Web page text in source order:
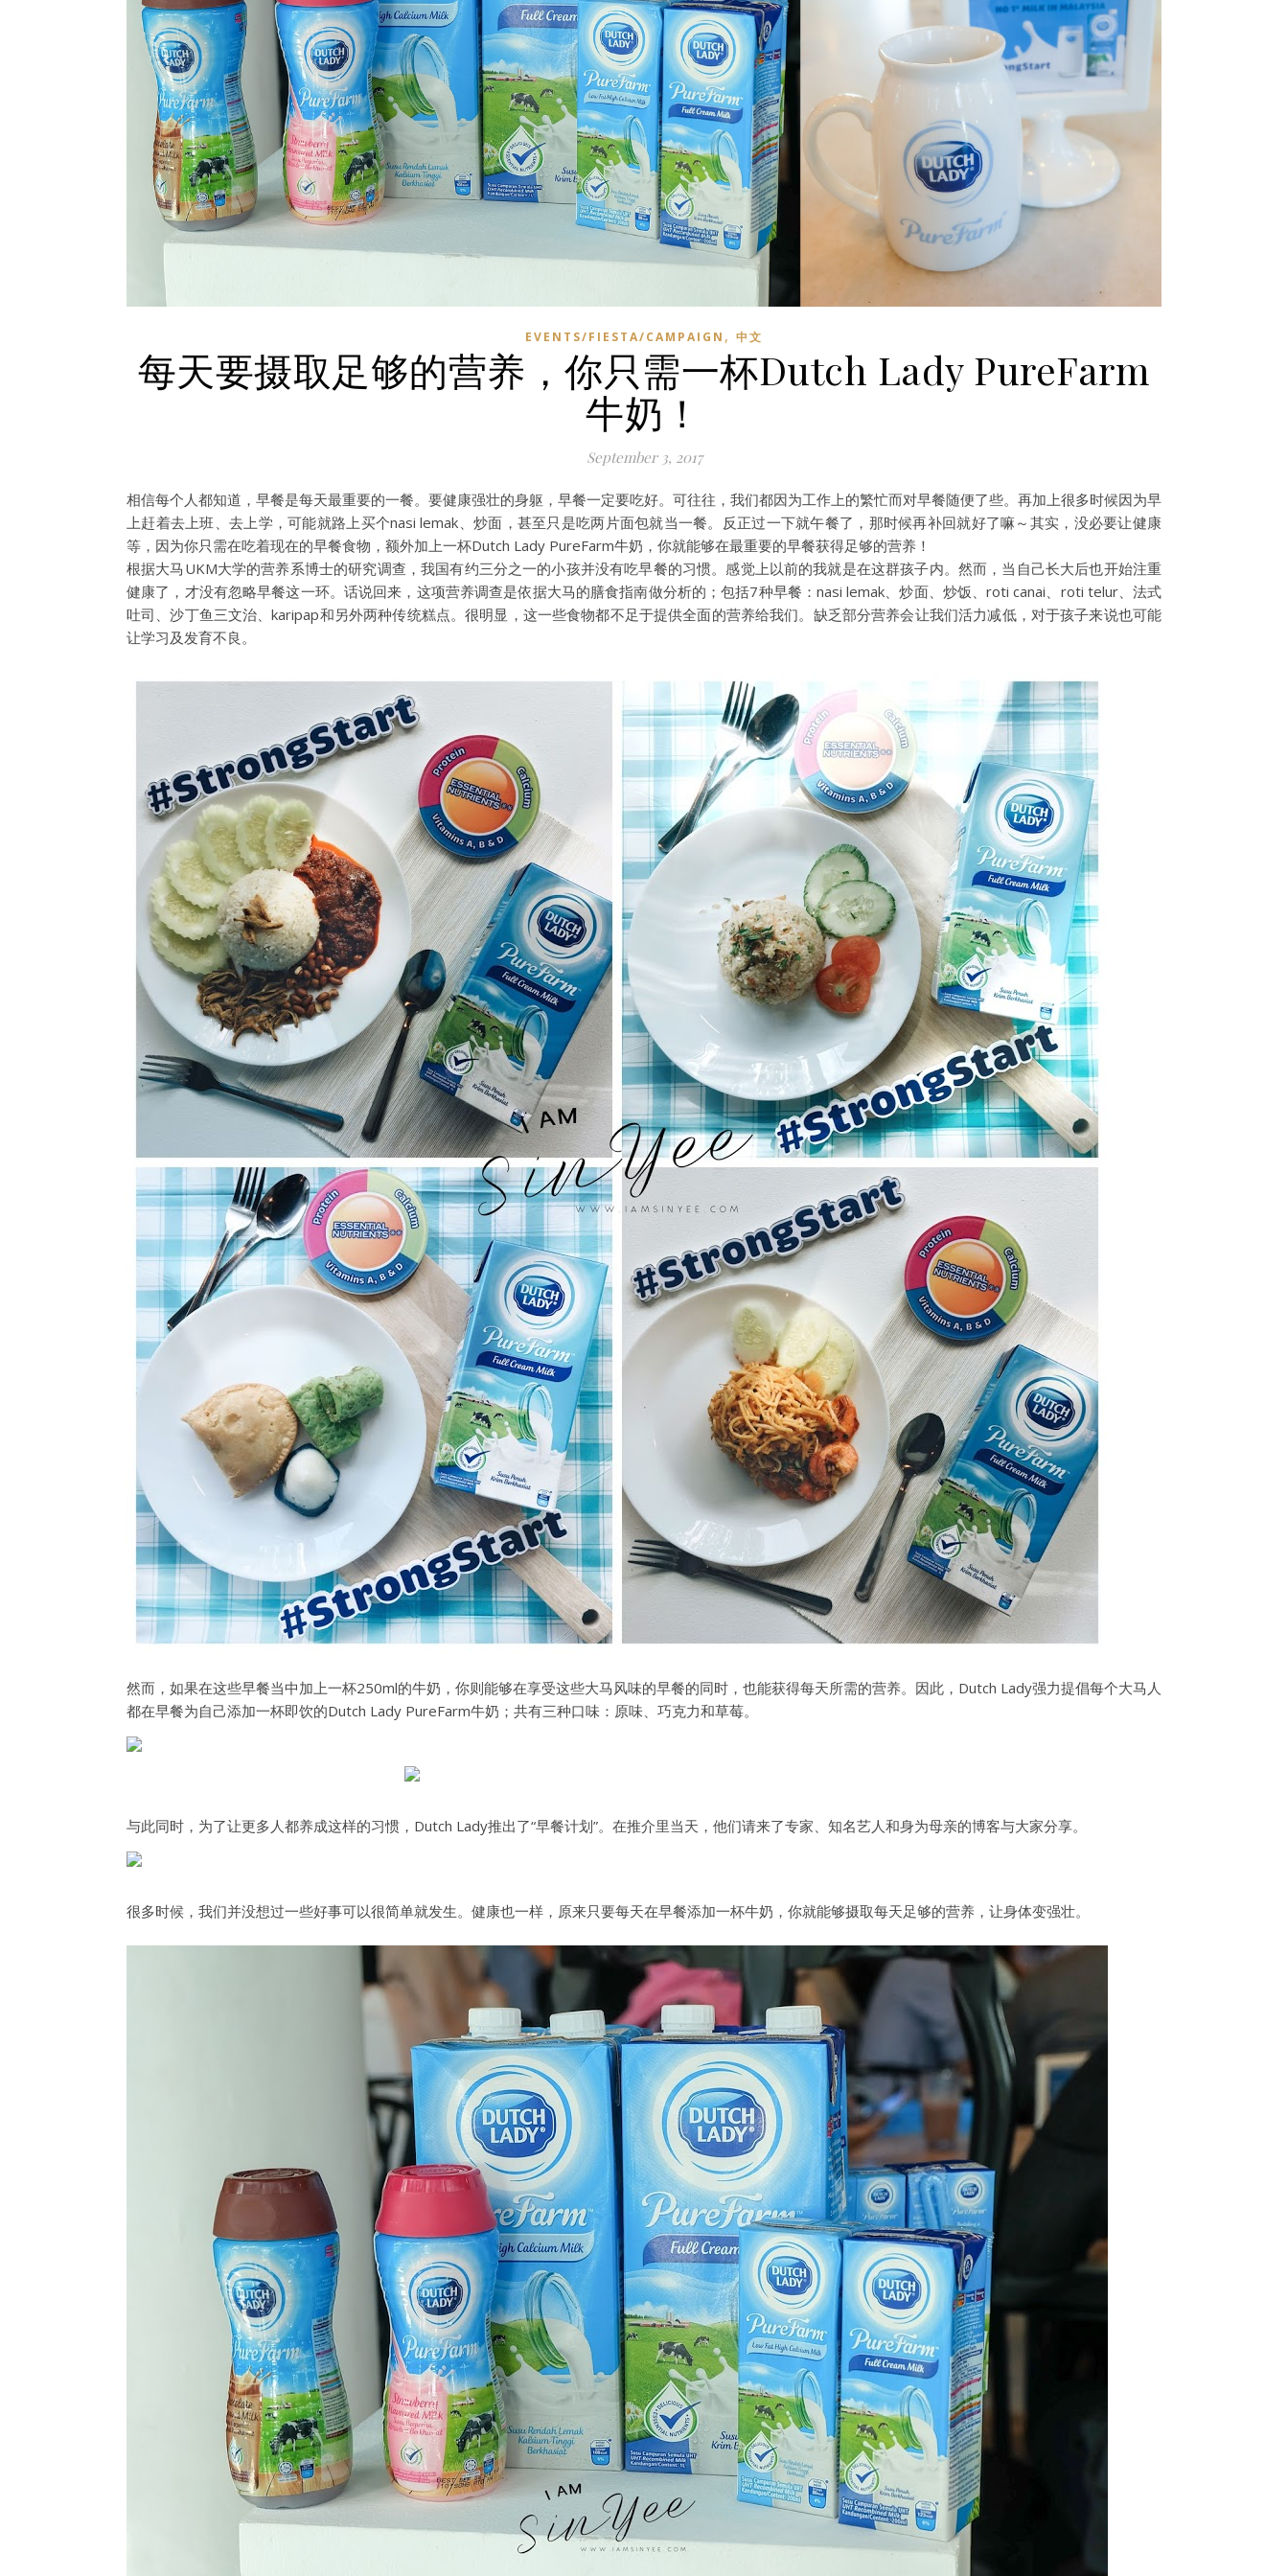
EVENTS/FIESTA/CAMPAIGN , 中文
每天要摄取足够的营养，你只需一杯Dutch Lady PureFarm
牛奶！
September 3, 2017
相信每个人都知道，早餐是每天最重要的一餐。要健康强壮的身躯，早餐一定要吃好。可往往，我们都因为工作上的繁忙而对早餐随便了些。再加上很多时候因为早
上赶着去上班、去上学，可能就路上买个nasi lemak、炒面，甚至只是吃两片面包就当一餐。反正过一下就午餐了，那时候再补回就好了嘛～其实，没必要让健康
等，因为你只需在吃着现在的早餐食物，额外加上一杯Dutch Lady PureFarm牛奶，你就能够在最重要的早餐获得足够的营养！
根据大马UKM大学的营养系博士的研究调查，我国有约三分之一的小孩并没有吃早餐的习惯。感觉上以前的我就是在这群孩子内。然而，当自己长大后也开始注重
健康了，才没有忽略早餐这一环。话说回来，这项营养调查是依据大马的膳食指南做分析的；包括7种早餐：nasi lemak、炒面、炒饭、roti canai、roti telur、法式
吐司、沙丁鱼三文治、karipap和另外两种传统糕点。很明显，这一些食物都不足于提供全面的营养给我们。缺乏部分营养会让我们活力减低，对于孩子来说也可能
让学习及发育不良。
然而，如果在这些早餐当中加上一杯250ml的牛奶，你则能够在享受这些大马风味的早餐的同时，也能获得每天所需的营养。因此，Dutch Lady强力提倡每个大马人
都在早餐为自己添加一杯即饮的Dutch Lady PureFarm牛奶；共有三种口味：原味、巧克力和草莓。
与此同时，为了让更多人都养成这样的习惯，Dutch Lady推出了“早餐计划”。在推介里当天，他们请来了专家、知名艺人和身为母亲的博客与大家分享。
很多时候，我们并没想过一些好事可以很简单就发生。健康也一样，原来只要每天在早餐添加一杯牛奶，你就能够摄取每天足够的营养，让身体变强壮。